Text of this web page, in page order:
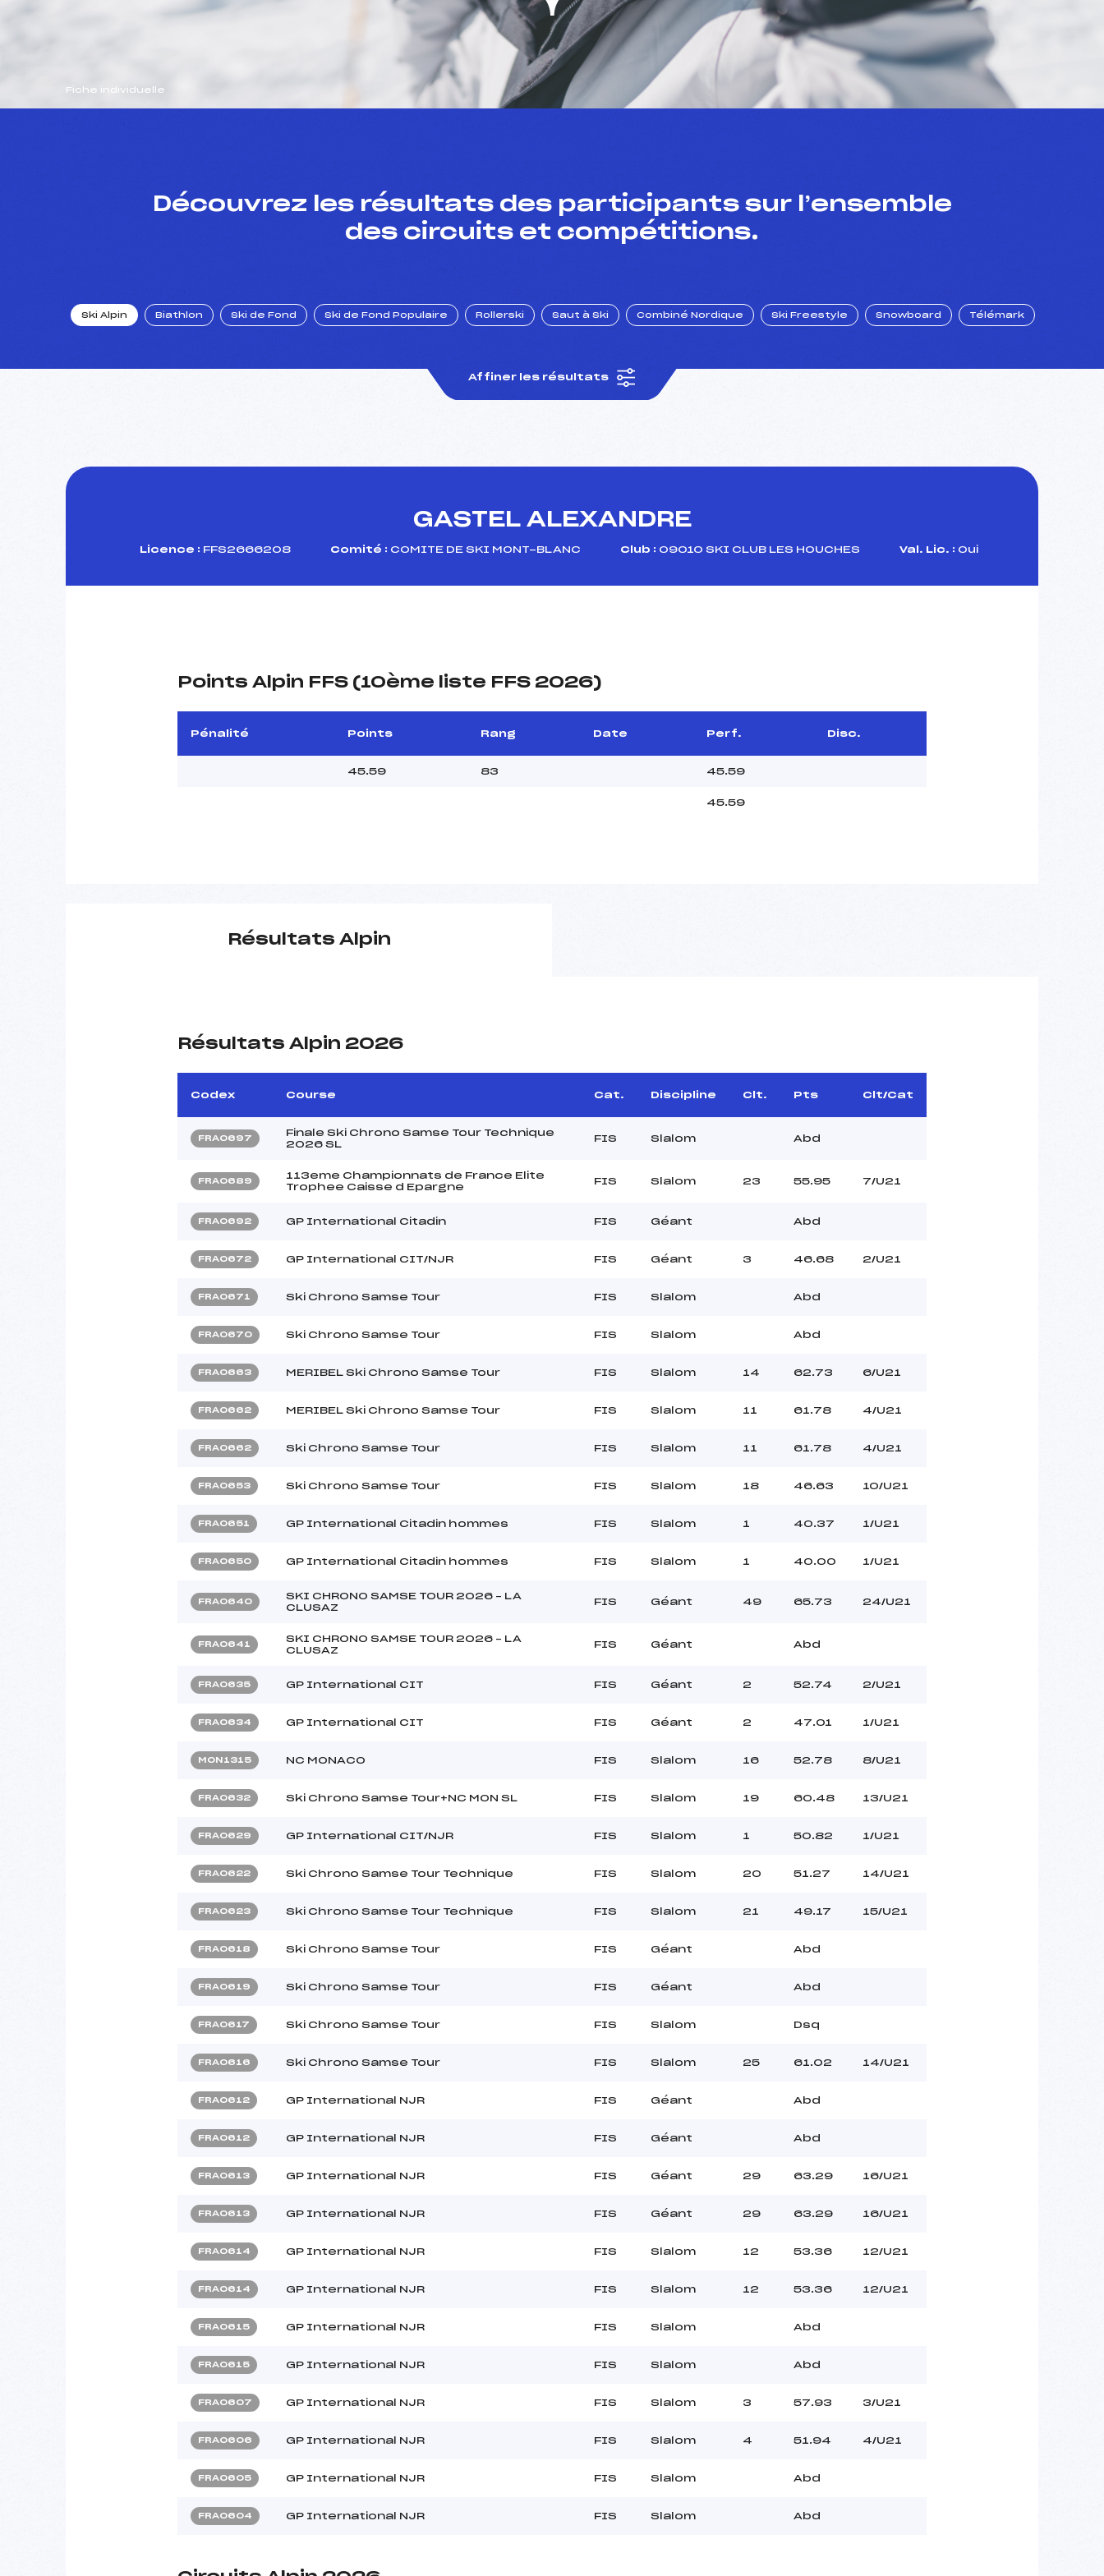
Fiche individuelle
Découvrez les résultats des participants sur l’ensemble
des circuits et compétitions.
Ski Alpin Biathlon Ski de Fond Ski de Fond Populaire Rollerski Saut à Ski Combiné Nordique Ski Freestyle Snowboard Télémark
Affiner les résultats
GASTEL ALEXANDRE
Licence : FFS2666208 Comité : COMITE DE SKI MONT-BLANC Club : 09010 SKI CLUB LES HOUCHES Val. Lic. : Oui
Points Alpin FFS (10ème liste FFS 2026)
Pénalité Points Rang Date Perf. Disc.
45.59 83 45.59
45.59
Résultats Alpin
Résultats Alpin 2026
Codex Course Cat. Discipline Clt. Pts Clt/Cat
FRA0697
Finale Ski Chrono Samse Tour Technique
2026 SL
FIS Slalom Abd
FRA0689
113eme Championnats de France Elite
Trophee Caisse d Epargne
FIS Slalom 23 55.95 7/U21
FRA0692 GP International Citadin FIS Géant Abd
FRA0672 GP International CIT/NJR FIS Géant 3 46.68 2/U21
FRA0671 Ski Chrono Samse Tour FIS Slalom Abd
FRA0670 Ski Chrono Samse Tour FIS Slalom Abd
FRA0663 MERIBEL Ski Chrono Samse Tour FIS Slalom 14 62.73 6/U21
FRA0662 MERIBEL Ski Chrono Samse Tour FIS Slalom 11 61.78 4/U21
FRA0662 Ski Chrono Samse Tour FIS Slalom 11 61.78 4/U21
FRA0653 Ski Chrono Samse Tour FIS Slalom 18 46.63 10/U21
FRA0651 GP International Citadin hommes FIS Slalom 1 40.37 1/U21
FRA0650 GP International Citadin hommes FIS Slalom 1 40.00 1/U21
FRA0640
SKI CHRONO SAMSE TOUR 2026 – LA
CLUSAZ
FIS Géant 49 65.73 24/U21
FRA0641
SKI CHRONO SAMSE TOUR 2026 – LA
CLUSAZ
FIS Géant Abd
FRA0635 GP International CIT FIS Géant 2 52.74 2/U21
FRA0634 GP International CIT FIS Géant 2 47.01 1/U21
MON1315 NC MONACO FIS Slalom 16 52.78 8/U21
FRA0632 Ski Chrono Samse Tour+NC MON SL FIS Slalom 19 60.48 13/U21
FRA0629 GP International CIT/NJR FIS Slalom 1 50.82 1/U21
FRA0622 Ski Chrono Samse Tour Technique FIS Slalom 20 51.27 14/U21
FRA0623 Ski Chrono Samse Tour Technique FIS Slalom 21 49.17 15/U21
FRA0618 Ski Chrono Samse Tour FIS Géant Abd
FRA0619 Ski Chrono Samse Tour FIS Géant Abd
FRA0617 Ski Chrono Samse Tour FIS Slalom Dsq
FRA0616 Ski Chrono Samse Tour FIS Slalom 25 61.02 14/U21
FRA0612 GP International NJR FIS Géant Abd
FRA0612 GP International NJR FIS Géant Abd
FRA0613 GP International NJR FIS Géant 29 63.29 16/U21
FRA0613 GP International NJR FIS Géant 29 63.29 16/U21
FRA0614 GP International NJR FIS Slalom 12 53.36 12/U21
FRA0614 GP International NJR FIS Slalom 12 53.36 12/U21
FRA0615 GP International NJR FIS Slalom Abd
FRA0615 GP International NJR FIS Slalom Abd
FRA0607 GP International NJR FIS Slalom 3 57.93 3/U21
FRA0606 GP International NJR FIS Slalom 4 51.94 4/U21
FRA0605 GP International NJR FIS Slalom Abd
FRA0604 GP International NJR FIS Slalom Abd